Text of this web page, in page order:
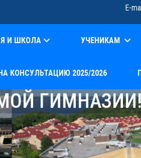
E-
И ШКОЛА УЧЕНИКАМ
КОНСУЛЬТАЦИЮ 2025/2026